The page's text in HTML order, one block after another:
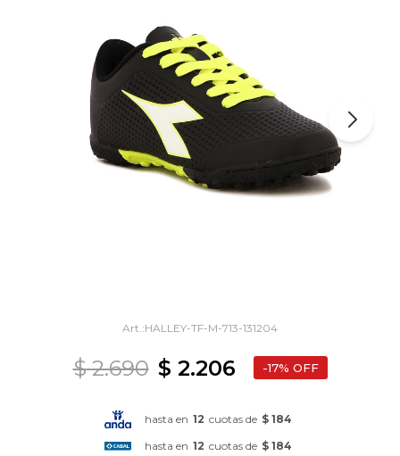
HALLEY-TF-M-713-131204
$ 2.206
$ 2.690 17
hasta en 12 cuotas de $ 184
hasta en 12 cuotas de $ 184